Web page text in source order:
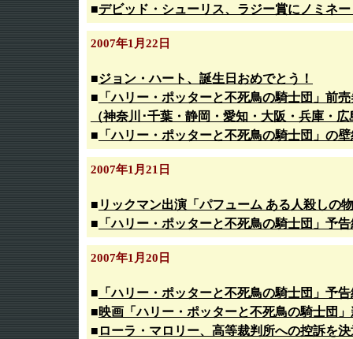
■デビッド・シューリス、ラジー賞にノミネ
2007年1月22日
■ジョン・ハート、誕生日おめでとう！
■ 「ハリー・ポッターと不死鳥の騎士団」前
（神奈川･千葉・静岡・愛知・大阪・兵庫・広
■ 「ハリー・ポッターと不死鳥の騎士団」の
2007年1月21日
■ リックマン出演「パフューム ある人殺しの
■ 「ハリー・ポッターと不死鳥の騎士団」予
2007年1月20日
■ 「ハリー・ポッターと不死鳥の騎士団」予
■映画「ハリー・ポッターと不死鳥の騎士団
■ ローラ・マロリー、高等裁判所への控訴を